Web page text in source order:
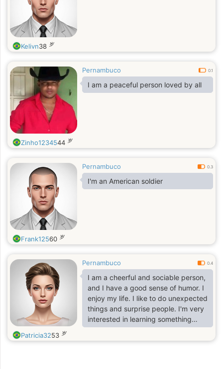
Kelivn38 岁
Pernambuco 0.1
I am a peaceful person loved by all
Zinho1234544 岁
Pernambuco 0.3
I'm an American soldier
Frank12560 岁
Pernambuco 0.4
I am a cheerful and sociable person,
and I have a good sense of humor. I
enjoy my life. I like to do unexpected
things and surprise people. I'm very
interested in learning something
new. Some people may think that I
am a mysterious girl, but I can be
Patricia3253 岁